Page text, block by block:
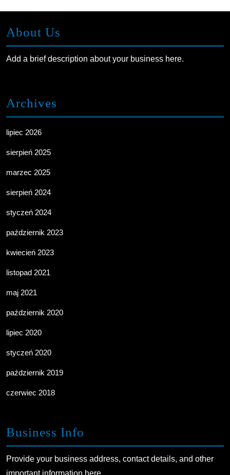
About Us
Add a brief description about your business here.
Archives
lipiec 2026
sierpień 2025
marzec 2025
sierpień 2024
styczeń 2024
październik 2023
kwiecień 2023
listopad 2021
maj 2021
październik 2020
lipiec 2020
styczeń 2020
październik 2019
czerwiec 2018
Business Info
Provide your business address, contact details, and other
important information here.